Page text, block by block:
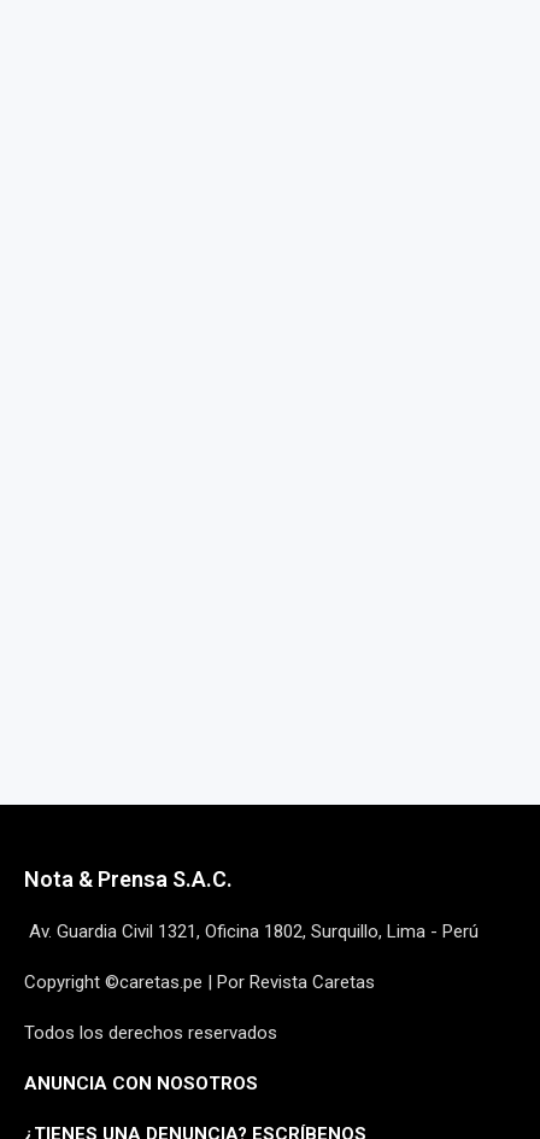
Nota & Prensa S.A.C.
Av. Guardia Civil 1321, Oficina 1802, Surquillo, Lima - Perú
Copyright ©caretas.pe | Por Revista Caretas
Todos los derechos reservados
ANUNCIA CON NOSOTROS
¿TIENES UNA DENUNCIA? ESCRÍBENOS